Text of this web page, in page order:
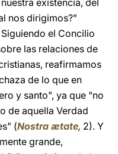
existencia, del
nos dirigimos?"
Siguiendo el Concilio
las relaciones de
reafirmamos
de lo que en
y santo", ya que "no
de aquella Verdad
(Nostra ætate, 2). Y
grande,